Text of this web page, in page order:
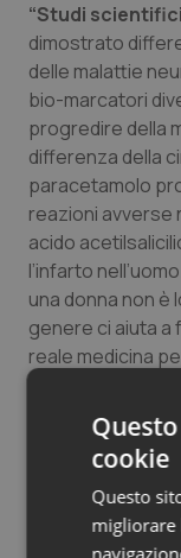
Salute
Sangue &
Tiroide
Tumore al
Tumore
Tumori del
Tumori
Ulcera &
Vaccini
“Studi
dimostrato
delle malattie
bio-marcatori
progredire della
differenza della
paracetamolo
reazioni avverse
acido
l’infarto
una donna non è
genere ci aiuta a
reale medicina
Saranno in
con diverse
Bovone e dalla
Dunque,
cookie
Questo
migliorare